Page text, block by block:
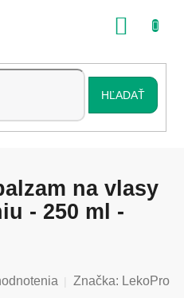
HĽADAŤ
na vlasy
- 250 ml -
Značka: LekoPro